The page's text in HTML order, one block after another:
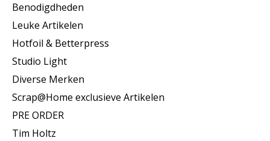
Benodigdheden
Leuke Artikelen
Hotfoil & Betterpress
Studio Light
Diverse Merken
Scrap@Home exclusieve Artikelen
PRE ORDER
Tim Holtz